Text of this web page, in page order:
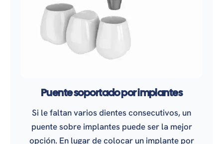
Puente soportado por implantes
Si le faltan varios dientes consecutivos, un
puente sobre implantes puede ser la mejor
opción. En lugar de colocar un implante por